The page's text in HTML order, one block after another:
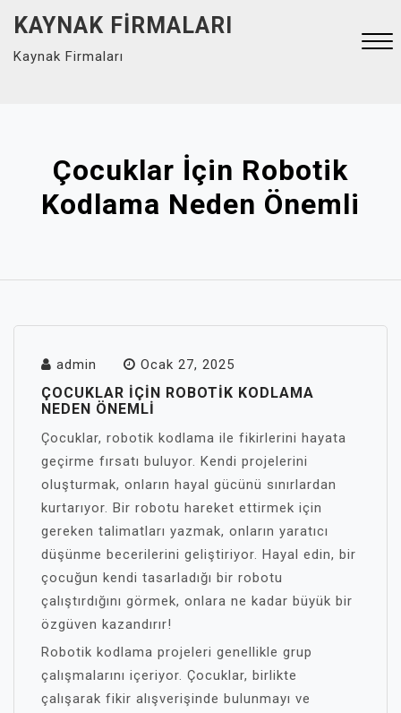
content
KAYNAK FIRMALARI
Kaynak Firmaları
Çocuklar İçin Robotik
Kodlama Neden Önemli
admin Ocak 27, 2025
ÇOCUKLAR İÇIN ROBOTIK KODLAMA
NEDEN ÖNEMLI
Çocuklar, robotik kodlama ile fikirlerini hayata
geçirme fırsatı buluyor. Kendi projelerini
oluşturmak, onların hayal gücünü sınırlardan
kurtarıyor. Bir robotu hareket ettirmek için
gereken talimatları yazmak, onların yaratıcı
düşünme becerilerini geliştiriyor. Hayal edin, bir
çocuğun kendi tasarladığı bir robotu
çalıştırdığını görmek, onlara ne kadar büyük bir
özgüven kazandırır!
Robotik kodlama projeleri genellikle grup
çalışmalarını içeriyor. Çocuklar, birlikte
çalışarak fikir alışverişinde bulunmayı ve